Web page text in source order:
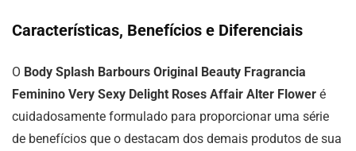
Características, Benefícios e Diferenciais
O Body Splash Barbours Original Beauty Fragrancia
Feminino Very Sexy Delight Roses Affair Alter Flower é
cuidadosamente formulado para proporcionar uma série
de benefícios que o destacam dos demais produtos de sua